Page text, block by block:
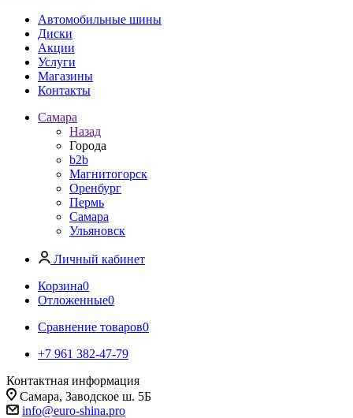
Автомобильные шины
Диски
Акции
Услуги
Магазины
Контакты
Самара
Назад
Города
b2b
Магнитогорск
Оренбург
Пермь
Самара
Ульяновск
Личный кабинет
Корзина0
Отложенные0
Сравнение товаров0
+7 961 382-47-79
Контактная информация
Самара, Заводское ш. 5Б
info@euro-shina.pro